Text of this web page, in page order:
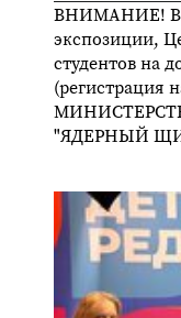
ВНИМАНИЕ! В
экспозиции,
студентов на
(регистрация
"ЯДЕРНЫЙ